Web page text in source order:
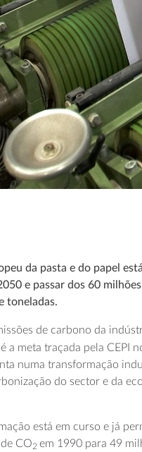
da pasta e do papel
e passar dos 60
toneladas.
de carbonoda
é a meta traçada pela CEPI
numa transformação
do sector e da
está em curso e já
de CO2em 1990 para 49